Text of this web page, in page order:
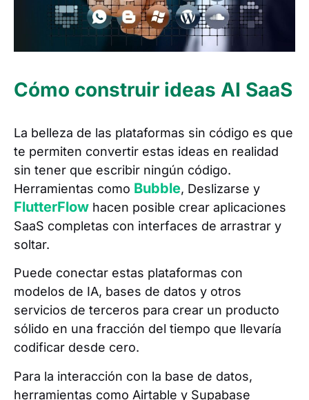
Cómo construir ideas AI SaaS
La belleza de las plataformas sin código es que
te permiten convertir estas ideas en realidad
sin tener que escribir ningún código.
Herramientas como Bubble, Deslizarse y
FlutterFlow hacen posible crear aplicaciones
SaaS completas con interfaces de arrastrar y
soltar.
Puede conectar estas plataformas con
modelos de IA, bases de datos y otros
servicios de terceros para crear un producto
sólido en una fracción del tiempo que llevaría
codificar desde cero.
Para la interacción con la base de datos,
herramientas como Airtable y Supabase